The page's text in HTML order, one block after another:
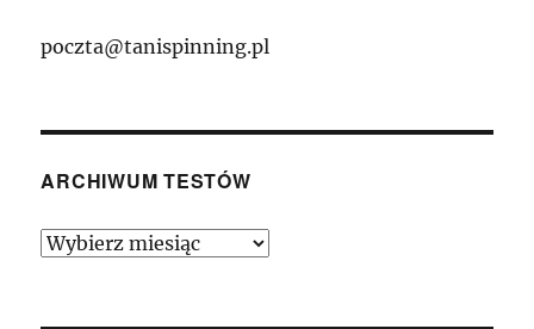
poczta@tanispinning.pl
ARCHIWUM TESTÓW
Archiwum